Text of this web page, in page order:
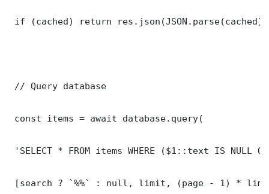
if (cached) return
// Query database
const items = await database.query(
'SELECT * FROM items WHERE ($1::text IS NULL
[search ? `%%` : null, limit, (page - 1) *